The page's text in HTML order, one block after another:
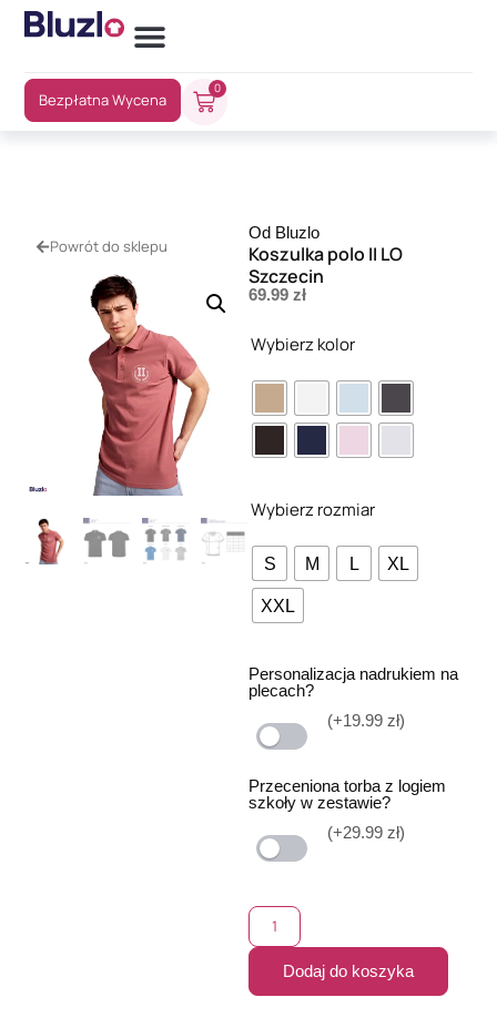
Bezpłatna Wycena
0
Powrót do sklepu
Od Bluzlo
Koszulka polo II LO
Szczecin
69.99 zł
Wybierz kolor
Wybierz rozmiar
S M L XL
XXL
Personalizacja nadrukiem na
plecach?
(+19.99 zł)
Przeceniona torba z logiem
szkoły w zestawie?
(+29.99 zł)
Dodaj do koszyka